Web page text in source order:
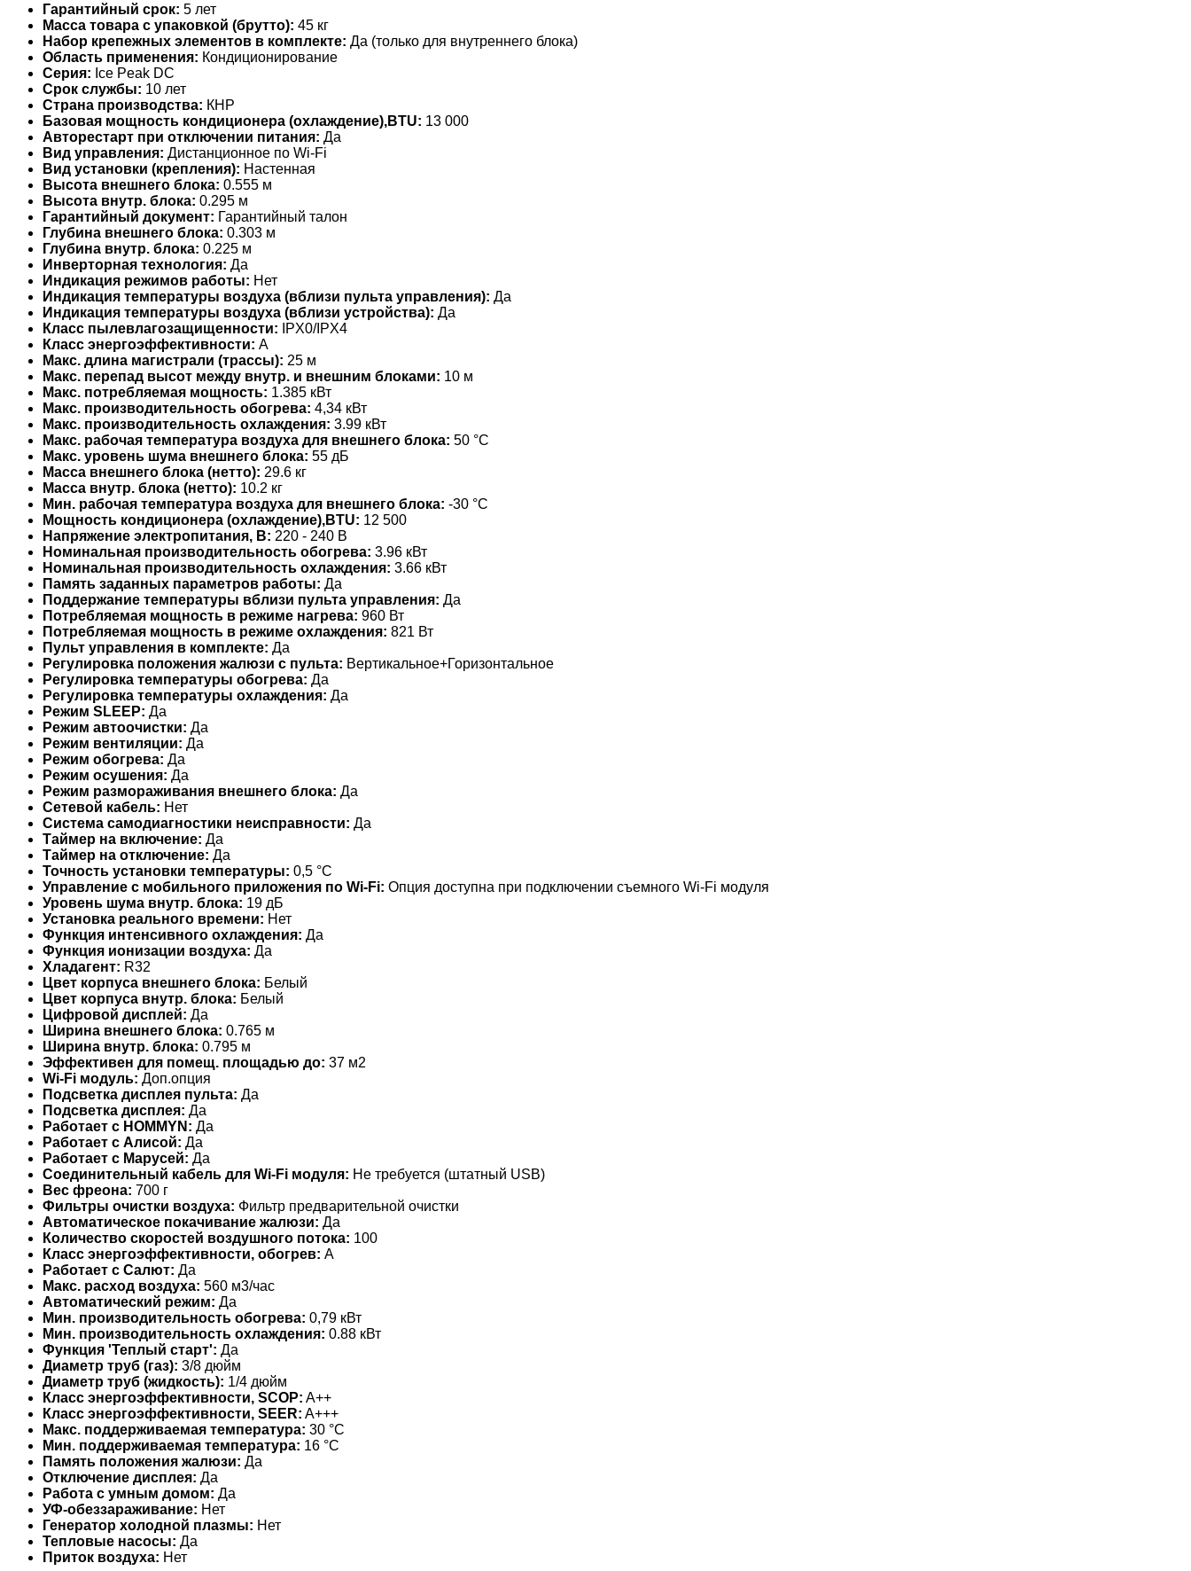
Гарантийный срок: 5 лет
Масса товара с упаковкой (брутто): 45 кг
Набор крепежных элементов в комплекте: Да (только для внутреннего блока)
Область применения: Кондиционирование
Серия: Ice Peak DC
Срок службы: 10 лет
Страна производства: КНР
Базовая мощность кондиционера (охлаждение),BTU: 13 000
Авторестарт при отключении питания: Да
Вид управления: Дистанционное по Wi-Fi
Вид установки (крепления): Настенная
Высота внешнего блока: 0.555 м
Высота внутр. блока: 0.295 м
Гарантийный документ: Гарантийный талон
Глубина внешнего блока: 0.303 м
Глубина внутр. блока: 0.225 м
Инверторная технология: Да
Индикация режимов работы: Нет
Индикация температуры воздуха (вблизи пульта управления): Да
Индикация температуры воздуха (вблизи устройства): Да
Класс пылевлагозащищенности: IPX0/IPX4
Класс энергоэффективности: A
Макс. длина магистрали (трассы): 25 м
Макс. перепад высот между внутр. и внешним блоками: 10 м
Макс. потребляемая мощность: 1.385 кВт
Макс. производительность обогрева: 4,34 кВт
Макс. производительность охлаждения: 3.99 кВт
Макс. рабочая температура воздуха для внешнего блока: 50 °С
Макс. уровень шума внешнего блока: 55 дБ
Масса внешнего блока (нетто): 29.6 кг
Масса внутр. блока (нетто): 10.2 кг
Мин. рабочая температура воздуха для внешнего блока: -30 °С
Мощность кондиционера (охлаждение),BTU: 12 500
Напряжение электропитания, В: 220 - 240 В
Номинальная производительность обогрева: 3.96 кВт
Номинальная производительность охлаждения: 3.66 кВт
Память заданных параметров работы: Да
Поддержание температуры вблизи пульта управления: Да
Потребляемая мощность в режиме нагрева: 960 Вт
Потребляемая мощность в режиме охлаждения: 821 Вт
Пульт управления в комплекте: Да
Регулировка положения жалюзи с пульта: Вертикальное+Горизонтальное
Регулировка температуры обогрева: Да
Регулировка температуры охлаждения: Да
Режим SLEEP: Да
Режим автоочистки: Да
Режим вентиляции: Да
Режим обогрева: Да
Режим осушения: Да
Режим размораживания внешнего блока: Да
Сетевой кабель: Нет
Система самодиагностики неисправности: Да
Таймер на включение: Да
Таймер на отключение: Да
Точность установки температуры: 0,5 °С
Управление c мобильного приложения по Wi-Fi: Опция доступна при подключении съемного Wi-Fi модуля
Уровень шума внутр. блока: 19 дБ
Установка реального времени: Нет
Функция интенсивного охлаждения: Да
Функция ионизации воздуха: Да
Хладагент: R32
Цвет корпуса внешнего блока: Белый
Цвет корпуса внутр. блока: Белый
Цифровой дисплей: Да
Ширина внешнего блока: 0.765 м
Ширина внутр. блока: 0.795 м
Эффективен для помещ. площадью до: 37 м2
Wi-Fi модуль: Доп.опция
Подсветка дисплея пульта: Да
Подсветка дисплея: Да
Работает с HOMMYN: Да
Работает с Алисой: Да
Работает с Марусей: Да
Соединительный кабель для Wi-Fi модуля: Не требуется (штатный USB)
Вес фреона: 700 г
Фильтры очистки воздуха: Фильтр предварительной очистки
Автоматическое покачивание жалюзи: Да
Количество скоростей воздушного потока: 100
Класс энергоэффективности, обогрев: A
Работает с Салют: Да
Макс. расход воздуха: 560 м3/час
Автоматический режим: Да
Мин. производительность обогрева: 0,79 кВт
Мин. производительность охлаждения: 0.88 кВт
Функция 'Теплый старт': Да
Диаметр труб (газ): 3/8 дюйм
Диаметр труб (жидкость): 1/4 дюйм
Класс энергоэффективности, SCOP: A++
Класс энергоэффективности, SEER: A+++
Макс. поддерживаемая температура: 30 °С
Мин. поддерживаемая температура: 16 °С
Память положения жалюзи: Да
Отключение дисплея: Да
Работа с умным домом: Да
УФ-обеззараживание: Нет
Генератор холодной плазмы: Нет
Тепловые насосы: Да
Приток воздуха: Нет